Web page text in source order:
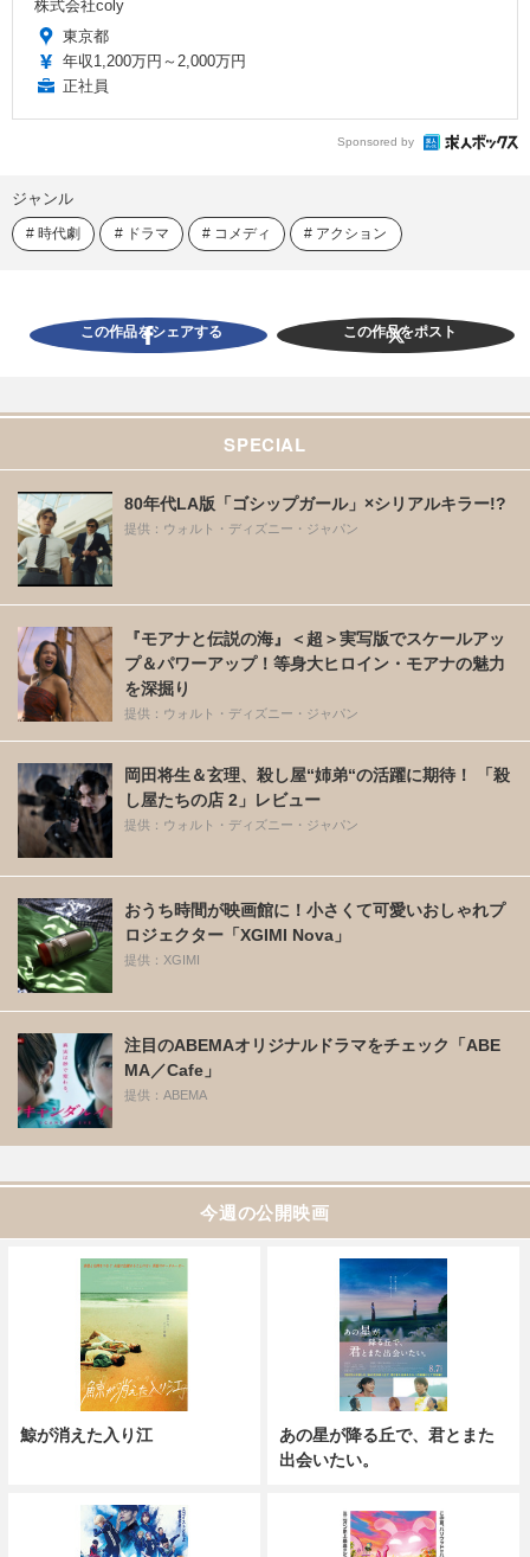
株式会社coly
東京都
年収1,200万円～2,000万円
正社員
Sponsored by
ジャンル
時代劇 ドラマ コメディ アクション
この作品をシェアする この作品をポスト
SPECIAL
80年代LA版「ゴシップガール」×シリアルキラー!?
提供：ウォルト・ディズニー・ジャパン
『モアナと伝説の海』＜超＞実写版でスケールアッ
プ＆パワーアップ！等身大ヒロイン・モアナの魅力
を深掘り
提供：ウォルト・ディズニー・ジャパン
岡田将生＆玄理、殺し屋“姉弟“の活躍に期待！ 「殺
し屋たちの店 2」レビュー
提供：ウォルト・ディズニー・ジャパン
おうち時間が映画館に！小さくて可愛いおしゃれプ
ロジェクター「XGIMI Nova」
提供：XGIMI
注目のABEMAオリジナルドラマをチェック「ABE
MA／Cafe」
提供：ABEMA
今週の公開映画
鯨が消えた入り江
あの星が降る丘で、君とまた
出会いたい。